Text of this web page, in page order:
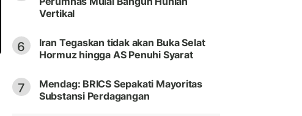
Vertikal
6
Iran Tegaskan tidak akan Buka Selat
Hormuz hingga AS Penuhi Syarat
7
Mendag: BRICS Sepakati Mayoritas
Substansi Perdagangan